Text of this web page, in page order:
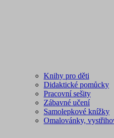
Knihy pro děti
Didaktické pomůcky
Pracovní sešity
Zábavné učení
Samolepkové knížky
Omalovánky,